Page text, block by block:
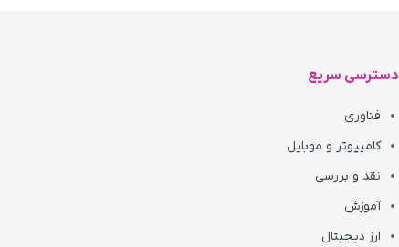
دسترسی سریع
فناوری
کامپیوتر و موبایل
نقد و بررسی
آموزش
ارز دیجیتال